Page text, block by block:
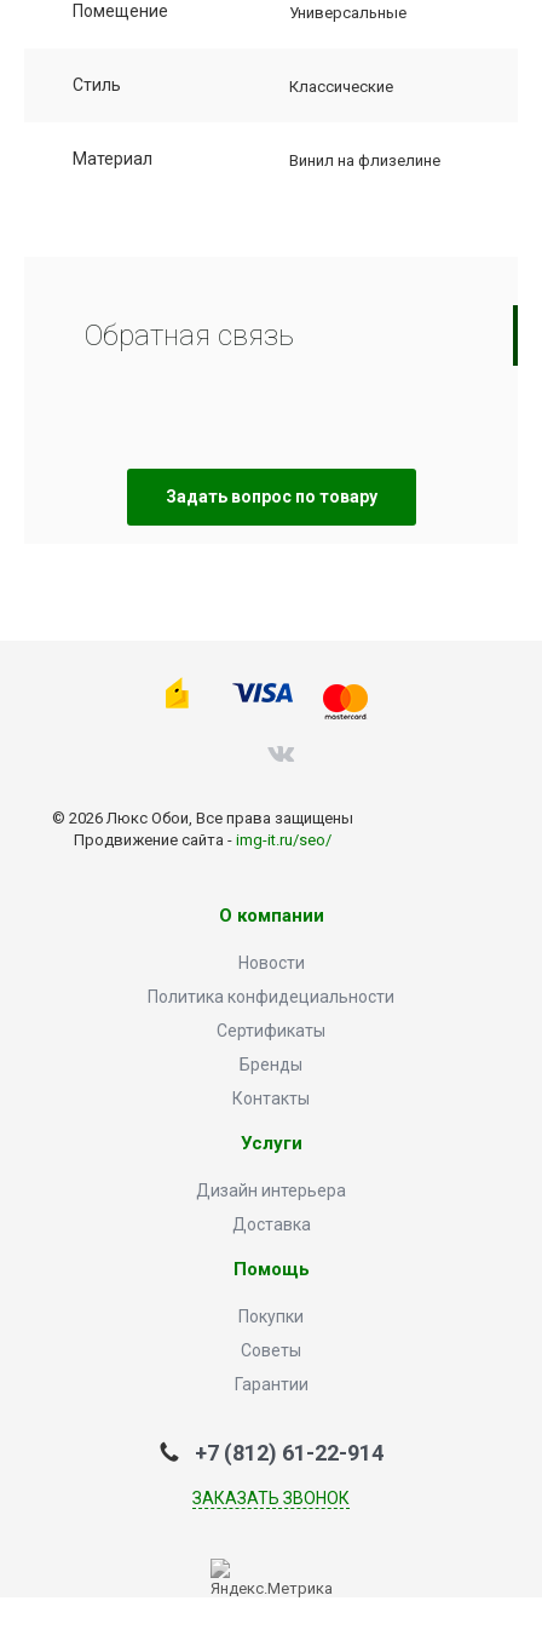
Помещение Универсальные
Стиль Классические
Материал Винил на флизелине
Обратная связь
Задать вопрос по товару
© 2026 Люкс Обои, Все права защищены
Продвижение сайта - img-it.ru/seo/
О компании
Новости
Политика конфидециальности
Сертификаты
Бренды
Контакты
Услуги
Дизайн интерьера
Доставка
Помощь
Покупки
Советы
Гарантии
+7 (812) 61-22-914
ЗАКАЗАТЬ ЗВОНОК